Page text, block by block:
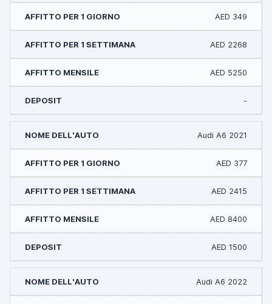
AED 349
AED 2268
AED 5250
-
Audi A6 2021
AED 377
AED 2415
AED 8400
AED 1500
Audi A6 2022